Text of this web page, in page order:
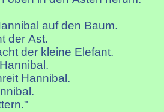
auf den Baum.
der Ast.
der kleine Elefant.
Hannibal.